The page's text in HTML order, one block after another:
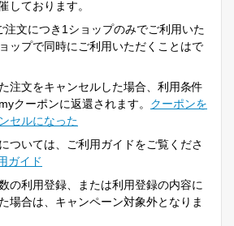
しております。
注文につき1ショップのみでご利用いた
ップで同時にご利用いただくことはで
注文をキャンセルした場合、利用条件
クーポンに返還されます。 クーポンを
セルになった
ついては、ご利用ガイドをご覧くださ
ガイド
の利用登録、または利用登録の内容に
場合は、キャンペーン対象外となりま